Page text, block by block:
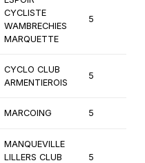
CYCLISTE
WAMBRECHIES
MARQUETTE
5
CYCLO CLUB
ARMENTIEROIS
5
MARCOING 5
MANQUEVILLE
LILLERS CLUB
5